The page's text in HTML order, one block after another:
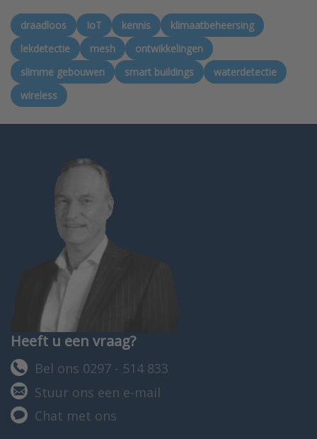
draadloos IoT kennis
klimaatbeheersing
lekdetectie
mesh
ontwikkelingen
slimme gebouwen
smart buildings
waterdetectie
wireless
Heeft u een vraag?
Bel ons 0297 - 514 833
Stuur ons een e-mail
Chat met ons